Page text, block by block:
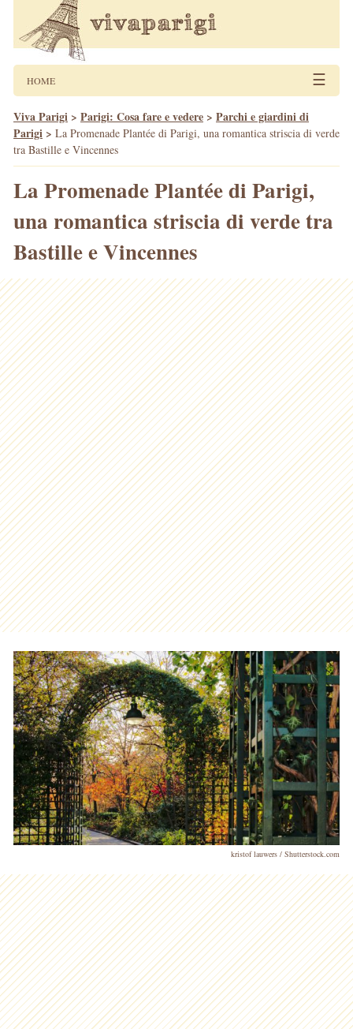
HOME ☰
Viva Parigi > Parigi: Cosa fare e vedere > Parchi e giardini di
Parigi > La Promenade Plantée di Parigi, una romantica striscia di verde
tra Bastille e Vincennes
La Promenade Plantée di Parigi,
una romantica striscia di verde tra
Bastille e Vincennes
kristof lauwers / Shutterstock.com